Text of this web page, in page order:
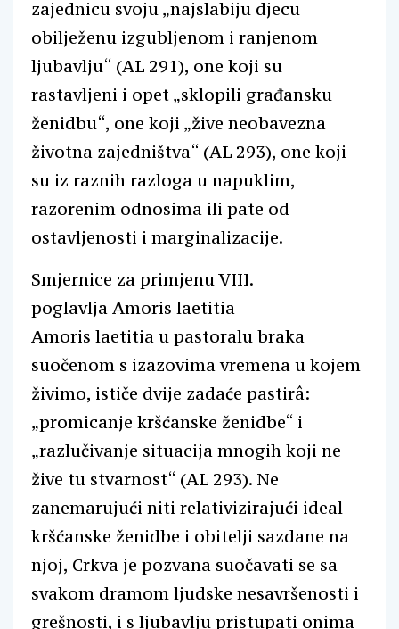
zajednicu svoju „najslabiju djecu
obilježenu izgubljenom i ranjenom
ljubavlju“ (AL 291), one koji su
rastavljeni i opet „sklopili građansku
ženidbu“, one koji „žive neobavezna
životna zajedništva“ (AL 293), one koji
su iz raznih razloga u napuklim,
razorenim odnosima ili pate od
ostavljenosti i marginalizacije.
Smjernice za primjenu VIII.
poglavlja Amoris laetitia
Amoris laetitia u pastoralu braka
suočenom s izazovima vremena u kojem
živimo, ističe dvije zadaće pastirâ:
„promicanje kršćanske ženidbe“ i
„razlučivanje situacija mnogih koji ne
žive tu stvarnost“ (AL 293). Ne
zanemarujući niti relativizirajući ideal
kršćanske ženidbe i obitelji sazdane na
njoj, Crkva je pozvana suočavati se sa
svakom dramom ljudske nesavršenosti i
grešnosti, i s ljubavlju pristupati onima